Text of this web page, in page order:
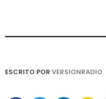
ESCRITO POR VERSIONRADIO